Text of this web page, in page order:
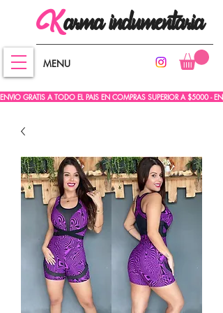
arma
K indumentaria
MENU
ENVIO GRATIS A TODO EL PAIS EN COMPRAS SUPERIOR A $5000 -